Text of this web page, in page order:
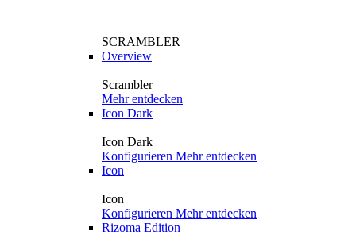
SCRAMBLER
Overview
Scrambler
Mehr entdecken
Icon Dark
Icon Dark
Konfigurieren Mehr entdecken
Icon
Icon
Konfigurieren Mehr entdecken
Rizoma Edition